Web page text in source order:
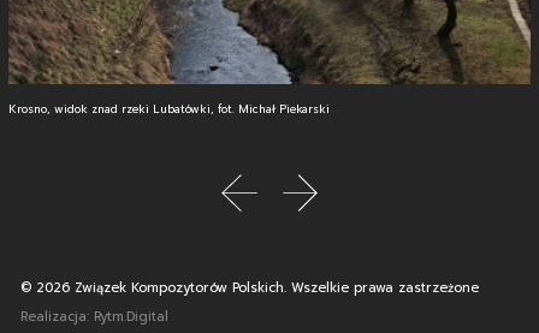
Krosno, widok znad rzeki Lubatówki, fot. Michał Piekarski
poprzedni slajdnastępny slajd
© 2026 Związek Kompozytorów Polskich. Wszelkie prawa zastrzeżone
Realizacja: Rytm.DigitalUwaga, link zostanie otwarty w nowym oknie